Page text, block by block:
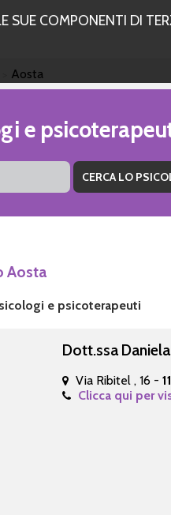
SUE COMPONENTI DI
Aosta
e
Aosta
e psicoterapeuti
Dott.ssa
Via Ribitel , 16 -
Clicca qui per